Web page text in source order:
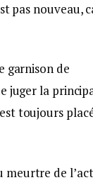
pas nouveau,
garnison de
juger la
toujours
de